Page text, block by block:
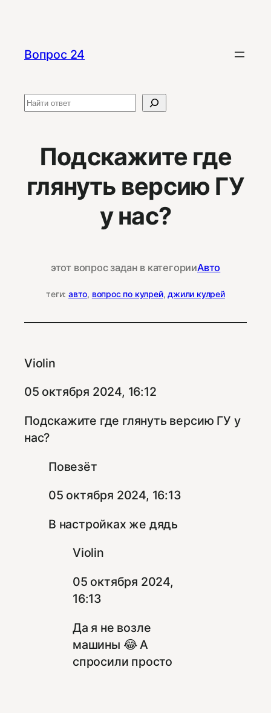
содержимому
Вопрос 24
Поиск
Подскажите где
глянуть версию ГУ
у нас?
этот вопрос задан в категорииАвто
теги: авто, вопрос по кулрей, джили кулрей
Violin
05 октября 2024, 16:12
Подскажите где глянуть версию ГУ у
нас?
Повезёт
05 октября 2024, 16:13
В настройках же дядь
Violin
05 октября 2024,
16:13
Да я не возле
машины 😂 А
спросили просто